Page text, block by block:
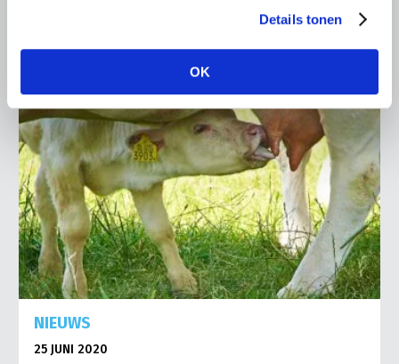
Details tonen
OK
NIEUWS
25 JUNI 2020